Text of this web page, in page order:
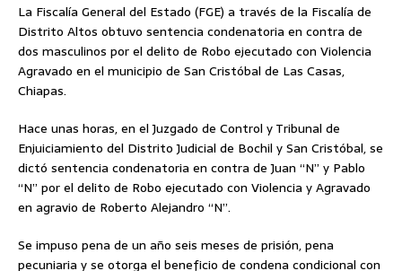
La Fiscalía General del Estado (FGE) a través de la Fiscalía de
Distrito Altos obtuvo sentencia condenatoria en contra de
dos masculinos por el delito de Robo ejecutado con Violencia
Agravado en el municipio de San Cristóbal de Las Casas,
Chiapas.
Hace unas horas, en el Juzgado de Control y Tribunal de
Enjuiciamiento del Distrito Judicial de Bochil y San Cristóbal, se
dictó sentencia condenatoria en contra de Juan “N” y Pablo
“N” por el delito de Robo ejecutado con Violencia y Agravado
en agravio de Roberto Alejandro “N”.
Se impuso pena de un año seis meses de prisión, pena
pecuniaria y se otorga el beneficio de condena condicional con